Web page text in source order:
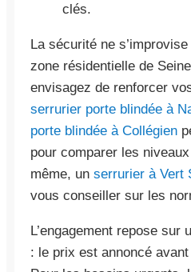
clés.
La sécurité ne
zone résidentielle de
envisagez de renforcer
serrurier porte blindée à
porte blindée à Collégien
pour comparer les
même, un serrurier à Vert
vous conseiller sur les
L’engagement repose sur
: le prix est annoncé